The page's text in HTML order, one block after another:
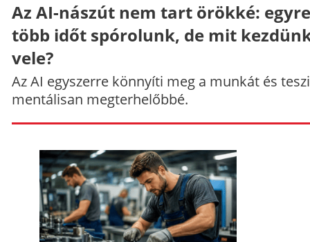
Az AI-nászút nem tart örökké: egyre
több időt spórolunk, de mit
vele?
Az AI egyszerre könnyíti meg a munkát és
mentálisan megterhelőbbé.